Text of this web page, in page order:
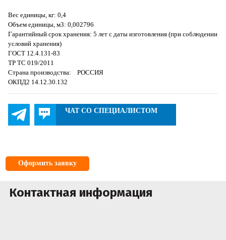
Вес единицы, кг: 0,4
Объем единицы, м3: 0,002796
Гарантийный срок хранения: 5 лет с даты изготовления (при соблюдении
условий хранения)
ГОСТ 12.4.131-83
ТР ТС 019/2011
Страна производства: РОССИЯ
ОКПД2 14.12.30.132
ЧАТ СО СПЕЦИАЛИСТОМ
Оформить заявку
Контактная информация